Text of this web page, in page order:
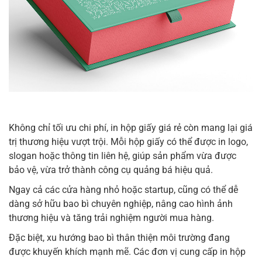
Không chỉ tối ưu chi phí, in hộp giấy giá rẻ còn mang lại giá
trị thương hiệu vượt trội. Mỗi hộp giấy có thể được in logo,
slogan hoặc thông tin liên hệ, giúp sản phẩm vừa được
bảo vệ, vừa trở thành công cụ quảng bá hiệu quả.
Ngay cả các cửa hàng nhỏ hoặc startup, cũng có thể dễ
dàng sở hữu bao bì chuyên nghiệp, nâng cao hình ảnh
thương hiệu và tăng trải nghiệm người mua hàng.
Đặc biệt, xu hướng bao bì thân thiện môi trường đang
được khuyến khích mạnh mẽ. Các đơn vị cung cấp in hộp